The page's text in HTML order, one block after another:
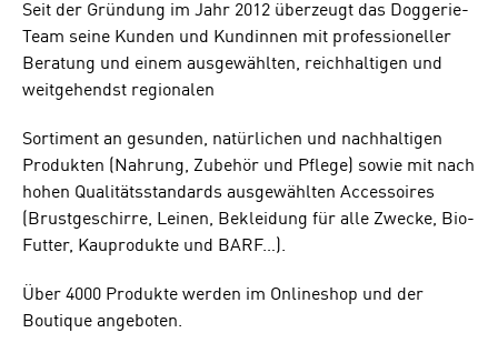
Seit der Gründung im Jahr 2012 überzeugt das Doggerie-
Team seine Kunden und Kundinnen mit professioneller
Beratung und einem ausgewählten, reichhaltigen und
weitgehendst regionalen
Sortiment an gesunden, natürlichen und nachhaltigen
Produkten (Nahrung, Zubehör und Pflege) sowie mit nach
hohen Qualitätsstandards ausgewählten Accessoires
(Brustgeschirre, Leinen, Bekleidung für alle Zwecke, Bio-
Futter, Kauprodukte und BARF…).
Über 4000 Produkte werden im Onlineshop und der
Boutique angeboten.